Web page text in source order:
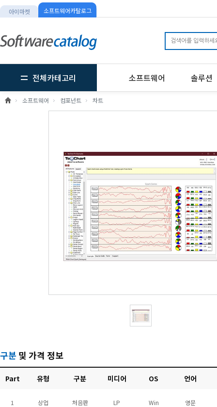
아이마켓 소프트웨어카탈로그
전체카테고리 소프트웨어 솔루션
소프트웨어 컴포넌트 차트
구분및 가격 정보
Part 유형 구분 미디어 OS 언어
1 상업 처음판 LP Win 영문